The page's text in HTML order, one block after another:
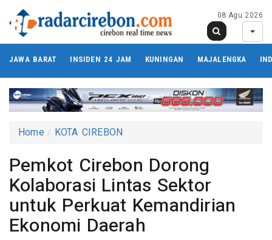
08 Agu 2026
JAWA BARAT INSIDEN 24 JAM KUNINGAN MAJALENGKA
Home KOTA CIREBON
Pemkot Cirebon Dorong
Kolaborasi Lintas Sektor
untuk Perkuat Kemandirian
Ekonomi Daerah